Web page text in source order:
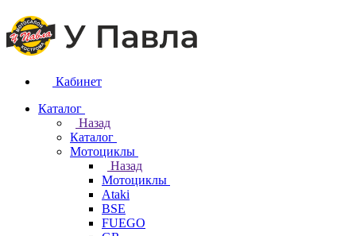
Кабинет
Каталог
Назад
Каталог
Мотоциклы
Назад
Мотоциклы
Ataki
BSE
FUEGO